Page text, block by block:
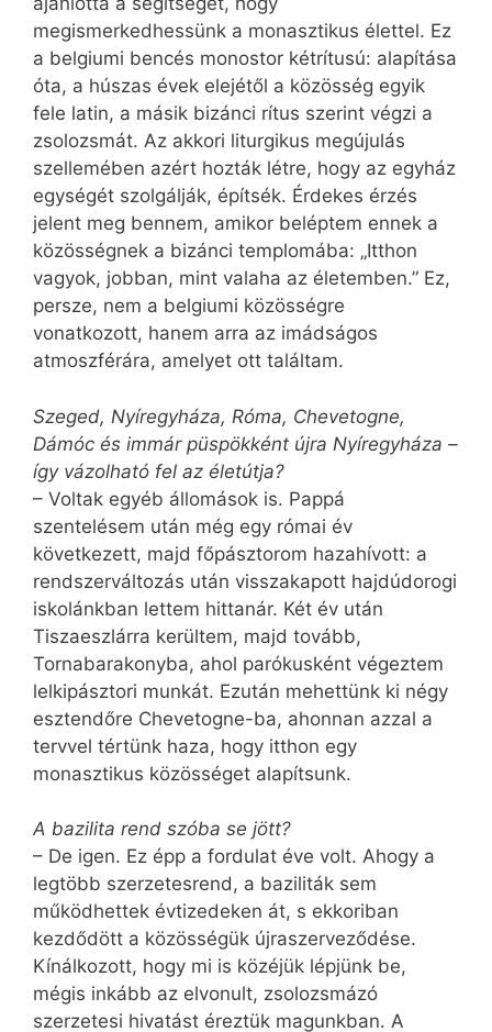
megismerkedhessünk a monasztikus élettel. Ez
a belgiumi bencés monostor kétrítusú: alapítása
óta, a húszas évek elejétől a közösség egyik
fele latin, a másik bizánci rítus szerint végzi a
zsolozsmát. Az akkori liturgikus megújulás
szellemében azért hozták létre, hogy az egyház
egységét szolgálják, építsék. Érdekes érzés
jelent meg bennem, amikor beléptem ennek a
közösségnek a bizánci templomába: „Itthon
vagyok, jobban, mint valaha az életemben.” Ez,
persze, nem a belgiumi közösségre
vonatkozott, hanem arra az imádságos
atmoszférára, amelyet ott találtam.
Szeged, Nyíregyháza, Róma, Chevetogne,
Dámóc és immár püspökként újra Nyíregyháza –
így vázolható fel az életútja?
– Voltak egyéb állomások is. Pappá
szentelésem után még egy római év
következett, majd főpásztorom hazahívott: a
rendszerváltozás után visszakapott hajdúdorogi
iskolánkban lettem hittanár. Két év után
Tiszaeszlárra kerültem, majd tovább,
Tornabarakonyba, ahol parókusként végeztem
lelkipásztori munkát. Ezután mehettünk ki négy
esztendőre Chevetogne-ba, ahonnan azzal a
tervvel tértünk haza, hogy itthon egy
monasztikus közösséget alapítsunk.
A bazilita rend szóba se jött?
– De igen. Ez épp a fordulat éve volt. Ahogy a
legtöbb szerzetesrend, a baziliták sem
működhettek évtizedeken át, s ekkoriban
kezdődött a közösségük újraszerveződése.
Kínálkozott, hogy mi is közéjük lépjünk be,
mégis inkább az elvonult, zsolozsmázó
szerzetesi hivatást éreztük magunkban. A